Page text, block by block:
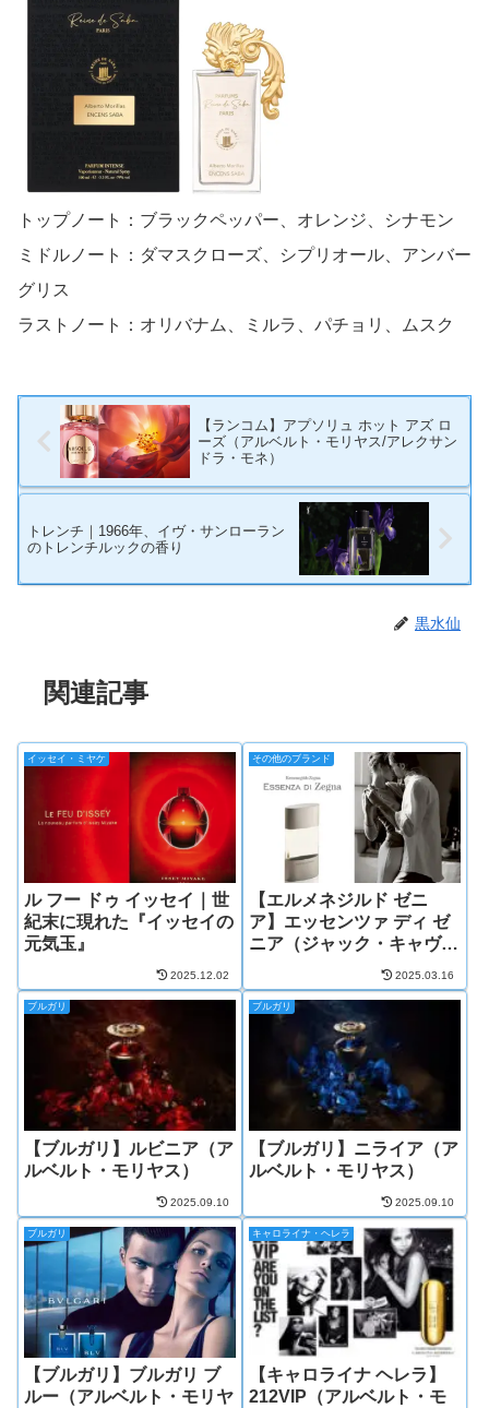
トップノート：ブラックペッパー、オレンジ、シナモン
ミドルノート：ダマスクローズ、シプリオール、アンバー
グリス
ラストノート：オリバナム、ミルラ、パチョリ、ムスク
【ランコム】アプソリュ ホット アズ ロ
ーズ（アルベルト・モリヤス/アレクサン
ドラ・モネ）
トレンチ｜1966年、イヴ・サンローラン
のトレンチルックの香り
黒水仙
関連記事
イッセイ・ミヤケ
ル フー ドゥ イッセイ｜世
紀末に現れた『イッセイの
元気玉』
2025.12.02
その他のブランド
【エルメネジルド ゼニ
ア】エッセンツァ ディ ゼ
ニア（ジャック・キャヴァ
リエ/アルベルト・モリヤ
ス）
2025.03.16
ブルガリ
【ブルガリ】ルビニア（ア
ルベルト・モリヤス）
2025.09.10
ブルガリ
【ブルガリ】ニライア（ア
ルベルト・モリヤス）
2025.09.10
ブルガリ
【ブルガリ】ブルガリ ブ
ルー（アルベルト・モリヤ
キャロライナ・ヘレラ
【キャロライナ ヘレラ】
212VIP（アルベルト・モ